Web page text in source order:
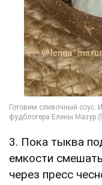
3. Пока тыква
емкости
через пресс